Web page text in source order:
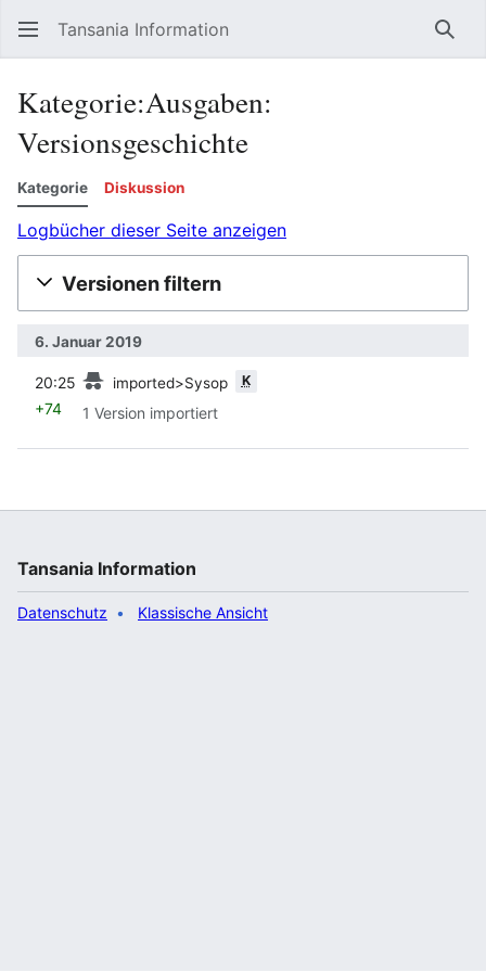
Tansania Information
Kategorie:Ausgaben:
Versionsgeschichte
Kategorie Diskussion
Logbücher dieser Seite anzeigen
Versionen filtern
6. Januar 2019
20:25 imported>Sysop K
+74 1 Version importiert
Tansania Information
Datenschutz Klassische Ansicht